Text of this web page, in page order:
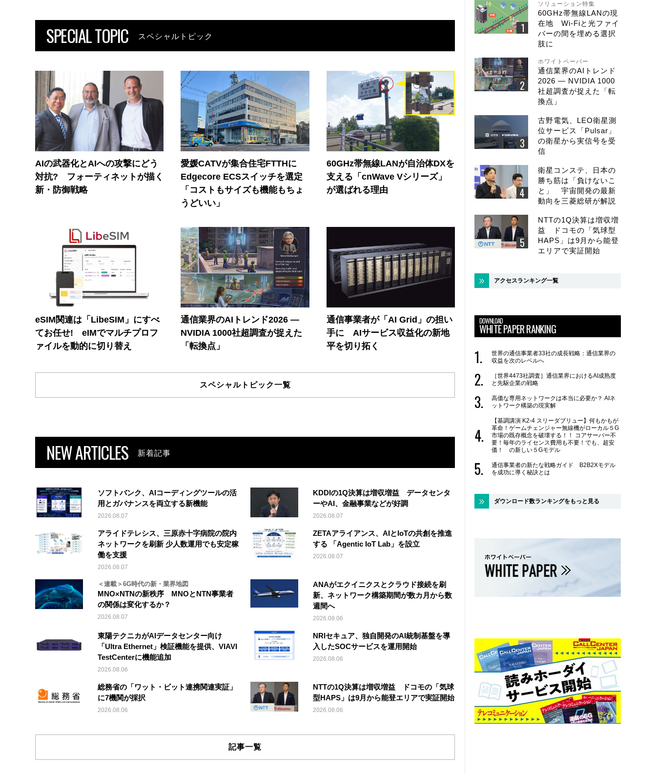
SPECIAL TOPIC スペシャルトピック
AIの武器化とAIへの攻撃にどう
対抗? フォーティネットが描く
新・防御戦略
愛媛CATVが集合住宅FTTHに
Edgecore ECSスイッチを選定
「コストもサイズも機能もちょ
うどいい」
60GHz帯無線LANが自治体DXを
支える「cnWave Vシリーズ」
が選ばれる理由
eSIM関連は「LibeSIM」にすべ
てお任せ! eIMでマルチプロフ
ァイルを動的に切り替え
通信業界のAIトレンド2026 ―
NVIDIA 1000社超調査が捉えた
「転換点」
通信事業者が「AI Grid」の担い
手に AIサービス収益化の新地
平を切り拓く
スペシャルトピック一覧
NEW ARTICLES 新着記事
ソフトバンク、AIコーディングツールの活
用とガバナンスを両立する新機能
2026.08.07
KDDIの1Q決算は増収増益 データセンタ
ーやAI、金融事業などが好調
2026.08.07
アライドテレシス、三原赤十字病院の院内
ネットワークを刷新 少人数運用でも安定稼
働を支援
2026.08.07
ZETAアライアンス、AIとIoTの共創を推進
する 「Agentic IoT Lab」を設立
2026.08.07
＜連載＞6G時代の新・業界地図
MNO×NTNの新秩序 MNOとNTN事業者
の関係は変化するか？
2026.08.07
ANAがエクイニクスとクラウド接続を刷
新、ネットワーク構築期間が数カ月から数
週間へ
2026.08.06
東陽テクニカがAIデータセンター向け
「Ultra Ethernet」検証機能を提供、VIAVI
TestCenterに機能追加
2026.08.06
NRIセキュア、独自開発のAI統制基盤を導
入したSOCサービスを運用開始
2026.08.06
総務省の「ワット・ビット連携関連実証」
に7機関が採択
2026.08.06
NTTの1Q決算は増収増益 ドコモの「気球
型HAPS」は9月から能登エリアで実証開始
2026.08.06
記事一覧
ソリューション特集
60GHz帯無線LANの現
在地 Wi-Fiと光ファイ
バーの間を埋める選択
肢に
ホワイトペーパー
通信業界のAIトレンド
2026 ― NVIDIA 1000
社超調査が捉えた「転
換点」
古野電気、LEO衛星測
位サービス「Pulsar」
の衛星から実信号を受
信
衛星コンステ、日本の
勝ち筋は「負けないこ
と」 宇宙開発の最新
動向を三菱総研が解説
NTTの1Q決算は増収増
益 ドコモの「気球型
HAPS」は9月から能登
エリアで実証開始
アクセスランキング一覧
DOWNLOAD
WHITE PAPER RANKING
世界の通信事業者33社の成長戦略：通信業界の
収益を次のレベルへ
［世界4473社調査］通信業界におけるAI成熟度
と先駆企業の戦略
高価な専用ネットワークは本当に必要か？ AIネ
ットワーク構築の現実解
【基調講演 K2-4 スリーダブリュー】何もかもが
革命！ゲームチェンジャー無線機がローカル５G
市場の既存概念を破壊する！！ コアサーバー不
要！毎年のライセンス費用も不要！でも、超安
価！ の新しい５Gモデル
通信事業者の新たな戦略ガイド B2B2Xモデル
を成功に導く秘訣とは
ダウンロード数ランキングをもっと見る